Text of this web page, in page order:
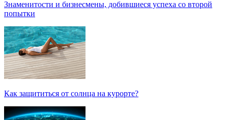
Знаменитости и бизнесмены, добившиеся успеха со второй
попытки
Как защититься от солнца на курорте?